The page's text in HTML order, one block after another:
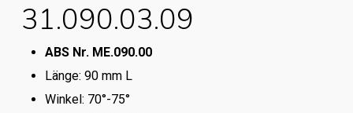
31.090.03.09
ABS Nr. ME.090.00
Länge: 90 mm L
Winkel: 70°-75°